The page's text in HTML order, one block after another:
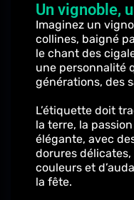
Un vignoble,
Imaginez un
collines, baigné
le chant des
une personnalité
générations, des
L’étiquette doit
la terre, la
élégante, avec
dorures
couleurs et
la fête.